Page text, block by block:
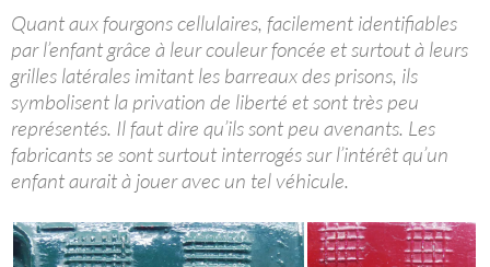
Quant aux fourgons cellulaires, facilement identifiables
par l’enfant grâce à leur couleur foncée et surtout à leurs
grilles latérales imitant les barreaux des prisons, ils
symbolisent la privation de liberté et sont très peu
représentés. Il faut dire qu’ils sont peu avenants. Les
fabricants se sont surtout interrogés sur l’intérêt qu’un
enfant aurait à jouer avec un tel véhicule.